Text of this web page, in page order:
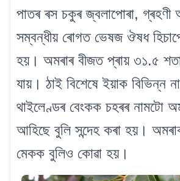
পাতৰ ৰস চকুৰ জ্বলাপোৰা,
সম্বন্ধীয় ৰোগত ভেষজ ঔষধ
হয়। অমৰাৰ বীজত প্ৰায় ৩১.৫
যায়। ঠাই বিশেষে ইয়াক বিভিন্ন
থাইলেণ্ডৰ বেংকক চহৰৰ নামটো
আহিছে বুলি সন্দেহ কৰা হয়।
মেকক বুলিও কোৱা হয়।